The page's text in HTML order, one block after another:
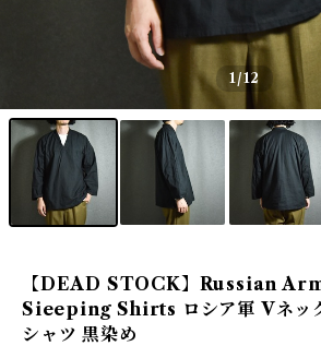
1/12
【DEAD STOCK】Russian
Sieeping Shirts ロシア軍 Vネッ
シャツ 黒染め